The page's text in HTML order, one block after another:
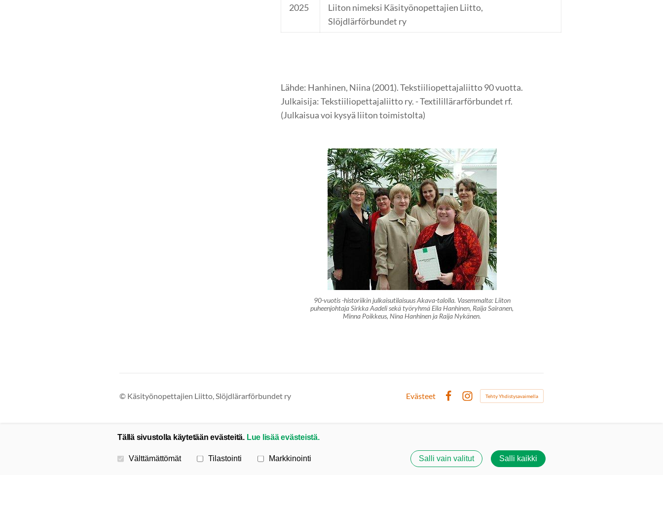
2025
Liiton nimeksi Käsityönopettajien Liitto,
Slöjdlärförbundet ry
Lähde: Hanhinen, Niina (2001). Tekstiiliopettajaliitto 90 vuotta.
Julkaisija: Tekstiiliopettajaliitto ry. - Textilillärarförbundet rf.
(Julkaisua voi kysyä liiton toimistolta)
90-vuotis -historiikin julkaisutilaisuus Akava-talolla. Vasemmalta: Liiton
puheenjohtaja Sirkka Aadeli sekä työryhmä Eila Hanhinen, Raija Sairanen,
Minna Poikkeus, Nina Hanhinen ja Raija Nykänen.
© Käsityönopettajien Liitto, Slöjdlärarförbundet ry
Evästeet
Instagram
Tehty Yhdistysavaimella
Tällä sivustolla käytetään evästeitä. Lue lisää evästeistä.
Valitse käytettävät evästeet
Välttämättömät Tilastointi Markkinointi Salli vain valitut Salli kaikki